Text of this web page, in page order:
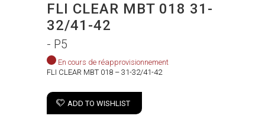
FLI CLEAR MBT 018 31-
32/41-42
- P5
En cours de réapprovisionnement
FLI CLEAR MBT 018 – 31-32/41-42
ADD TO WISHLIST